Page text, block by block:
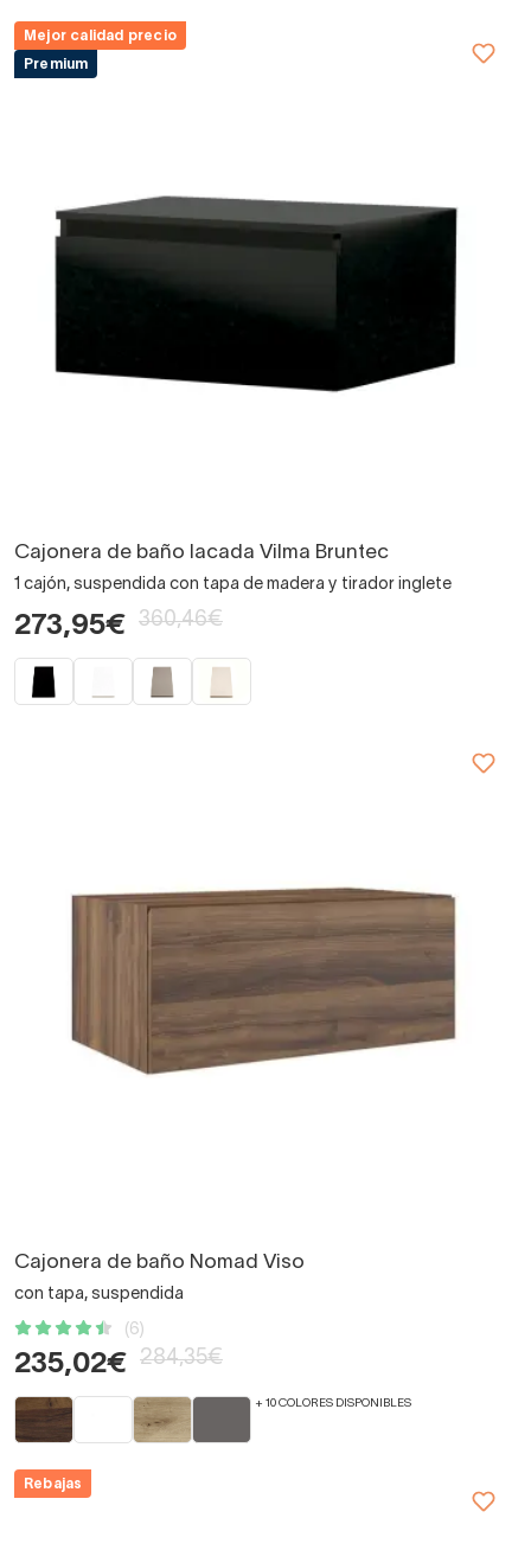
Mejor calidad precio
Premium
Cajonera de baño lacada Vilma Bruntec
1 cajón, suspendida con tapa de madera y tirador inglete
273,95€ 360,46€
Cajonera de baño Nomad Viso
con tapa, suspendida
(6)
235,02€ 284,35€
+ 10 COLORES DISPONIBLES
Rebajas